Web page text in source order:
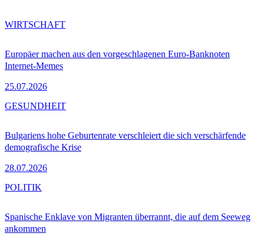
Europäer machen aus den vorgeschlagenen Euro-Banknoten
Internet-Memes
25.07.2026
WIRTSCHAFT
Bulgariens hohe Geburtenrate verschleiert die sich verschärfende
demografische Krise
28.07.2026
GESUNDHEIT
Spanische Enklave von Migranten überrannt, die auf dem Seeweg
ankommen
POLITIK